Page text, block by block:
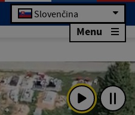
Slovenčina
Menu